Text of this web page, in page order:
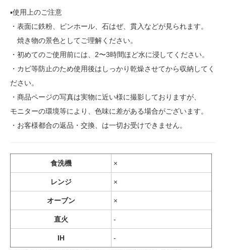
▪️使用上のご注意
・表面に鉄粉、ピンホール、石はぜ、貫入などが見られます。
焼き物の景色としてご理解ください。
・初めてのご使用前には、2〜3時間ほど水に浸してください。
・カビ等防止のため使用後はしっかり乾燥させてから収納してく
ださい。
・商品ページの写真は実物に近い様に撮影しておりますが、
モニターの環境等により、色味に差がある場合がございます。
・お客様都合の返品・交換、は一切お受けできません。
食洗機 ×
レンジ ×
オーブン ×
直火 -
IH -